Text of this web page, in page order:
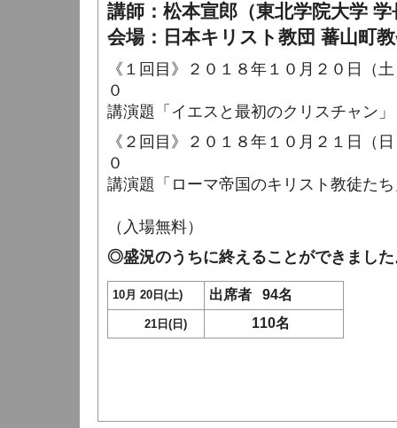
講師：松本宣郎（東北学院大学 学
会場：日本キリスト教団 蕃山町
《１回目》２０１８年１０月２０日（
０
講演題「イエスと最初のクリスチャン」
《２回目》２０１８年１０月２１日（
０
講演題「ローマ帝国のキリスト教徒た
（入場無料）
◎盛況のうちに終えることができまし
10月 20日(土) 出席者 94名
21日(日) 110名